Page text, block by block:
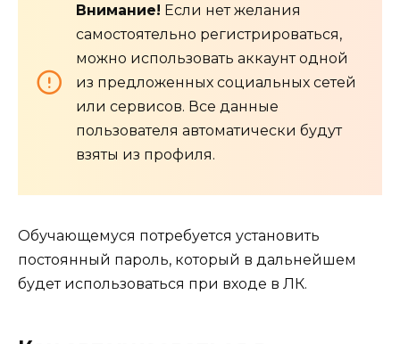
Внимание! Если нет желания
самостоятельно регистрироваться,
можно использовать аккаунт одной
из предложенных социальных сетей
или сервисов. Все данные
пользователя автоматически будут
взяты из профиля.
Обучающемуся потребуется установить
постоянный пароль, который в дальнейшем
будет использоваться при входе в ЛК.